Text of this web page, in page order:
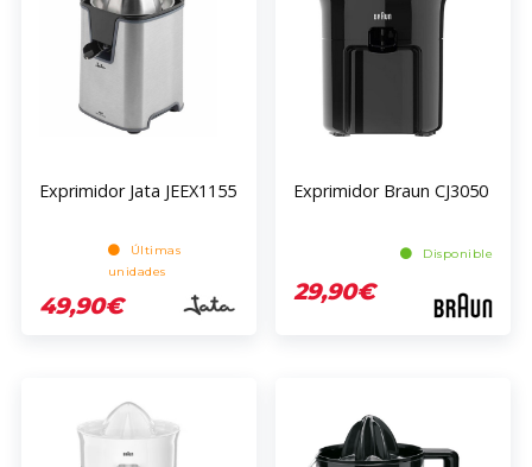
Exprimidor Jata JEEX1155
Últimas
unidades
49,90€
Exprimidor Braun CJ3050
Disponible
29,90€